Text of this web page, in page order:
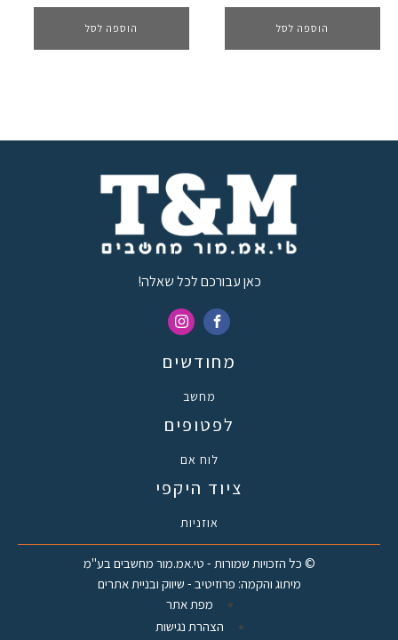
הוספה לסל הוספה לסל
כאן עבורכם לכל שאלה!
מחודשים
מחשב
לפטופים
לוח אם
ציוד היקפי
אוזניות
© כל הזכויות שמורות - טי.אמ.מור מחשבים בע"מ
מיתוג והקמה: פרוזיטיב - שיווק ובניית אתרים
מפת אתר
הצהרת נגישות